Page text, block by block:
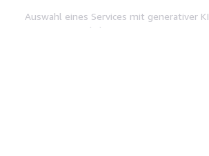
Auswahl eines Services mit generativer KI
AWS-Servicerichtlinien